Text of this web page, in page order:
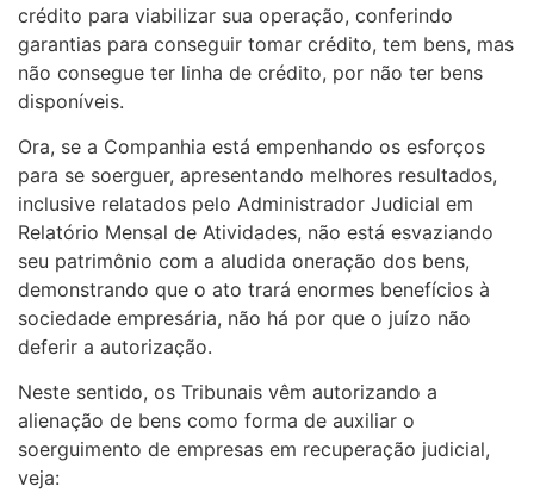
crédito para viabilizar sua operação, conferindo
garantias para conseguir tomar crédito, tem bens, mas
não consegue ter linha de crédito, por não ter bens
disponíveis.
Ora, se a Companhia está empenhando os esforços
para se soerguer, apresentando melhores resultados,
inclusive relatados pelo Administrador Judicial em
Relatório Mensal de Atividades, não está esvaziando
seu patrimônio com a aludida oneração dos bens,
demonstrando que o ato trará enormes benefícios à
sociedade empresária, não há por que o juízo não
deferir a autorização.
Neste sentido, os Tribunais vêm autorizando a
alienação de bens como forma de auxiliar o
soerguimento de empresas em recuperação judicial,
veja: